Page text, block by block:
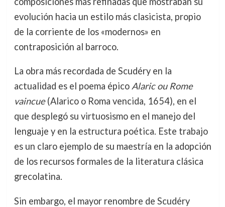
evolución hacia un estilo más clasicista, propio
de la corriente de los «modernos» en
contraposición al barroco.
La obra más recordada de Scudéry en la
actualidad es el poema épicoAlaric ou Rome
vaincue(Alarico o Roma vencida, 1654), en el
que desplegó su virtuosismo en el manejo del
lenguaje y en la estructura poética. Este trabajo
es un claro ejemplo de su maestría en la adopción
de los recursos formales de la literatura clásica
grecolatina.
Sin embargo, el mayor renombre de Scudéry